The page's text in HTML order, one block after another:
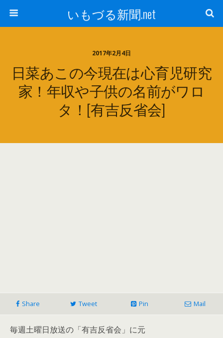
いもづる新聞.net
2017年2月4日
日菜あこの今現在は心育児研究
家！年収や子供の名前がワロ
タ！[有吉反省会]
Share Tweet Pin Mail
毎週土曜日放送の「有吉反省会」に元